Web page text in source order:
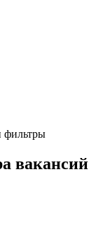
фильтры
вакансий